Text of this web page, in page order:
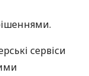
сервіси